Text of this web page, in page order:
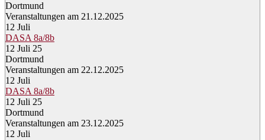
Dortmund
Veranstaltungen am 21.12.2025
12 Juli
DASA 8a/8b
12 Juli 25
Dortmund
Veranstaltungen am 22.12.2025
12 Juli
DASA 8a/8b
12 Juli 25
Dortmund
Veranstaltungen am 23.12.2025
12 Juli